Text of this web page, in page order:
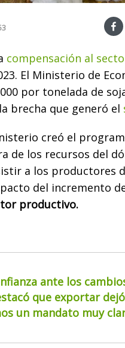
compensación al
El Ministerio de
por tonelada de
brecha que generó el
creó el
de los recursos del
a los productores
del incremento
productivo.
ante los
que exportar
un mandato muy